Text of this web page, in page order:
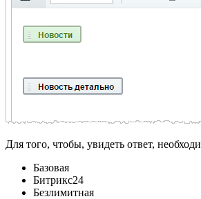
Для того, чтобы, увидеть ответ,
Базовая
Битрикс24
Безлимитная